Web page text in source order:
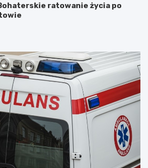
ratowanie życia po